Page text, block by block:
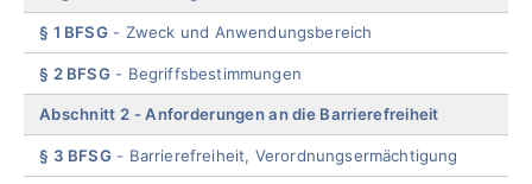
§ 1 BFSG Zweck und Anwendungsbereich
§ 2 BFSG Begriffsbestimmungen
Abschnitt 2 Anforderungen an die Barrierefreiheit
§ 3 BFSG Barrierefreiheit, Verordnungsermächtigung